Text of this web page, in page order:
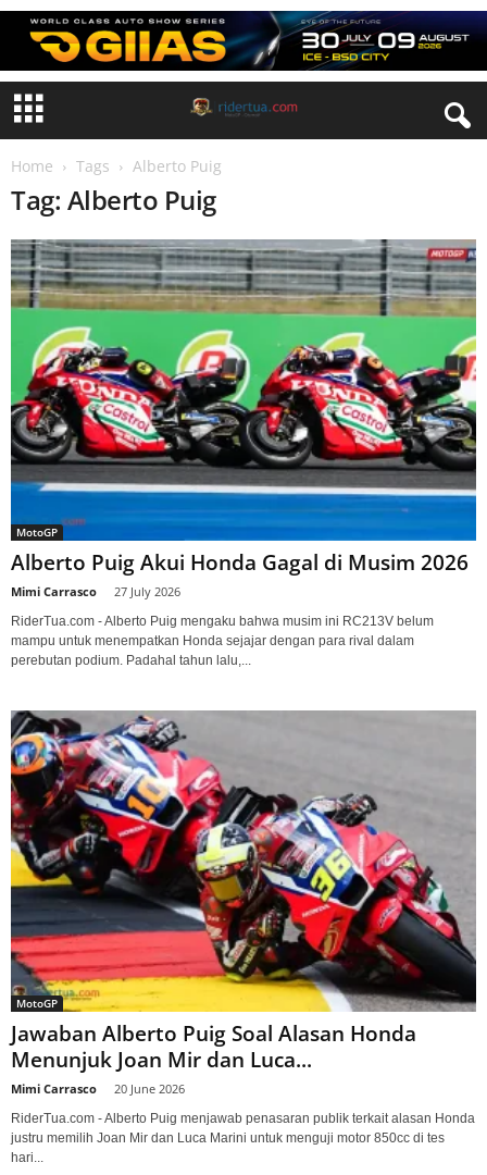
Home Tags Alberto Puig
Tag: Alberto Puig
MotoGP
Alberto Puig Akui Honda Gagal di Musim 2026
Mimi Carrasco 27 July 2026
RiderTua.com - Alberto Puig mengaku bahwa musim ini RC213V belum
mampu untuk menempatkan Honda sejajar dengan para rival dalam
perebutan podium. Padahal tahun lalu,...
MotoGP
Jawaban Alberto Puig Soal Alasan Honda
Menunjuk Joan Mir dan Luca...
Mimi Carrasco 20 June 2026
RiderTua.com - Alberto Puig menjawab penasaran publik terkait alasan Honda
justru memilih Joan Mir dan Luca Marini untuk menguji motor 850cc di tes
hari...